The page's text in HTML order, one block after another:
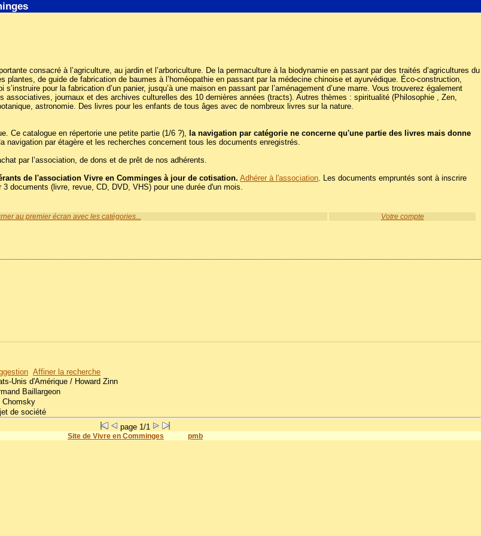
consacré à l’agriculture, au jardin et l’arboriculture. De la permaculture à la biodynamie en passant par des traités d’agricultures du
plantes, de guide de fabrication de baumes à l’homéopathie en passant par la médecine chinoise et ayurvédique. Éco-construction,
pour la fabrication d’un panier, jusqu’à une maison en passant par l’aménagement d’une marre. Vous trouverez également
journaux et des archives culturelles des 10 dernières années (tracts). Autres thèmes : spiritualité (Philosophie , Zen,
astronomie. Des livres pour les enfants de tous âges avec de nombreux livres sur la nature.
Ce catalogue en répertorie une petite partie (1/6 ?), la navigation par catégorie ne concerne qu'une partie des livres mais donne
navigation par étagère et les recherches concernent tous les documents enregistrés.
par l’association, de dons et de prêt de nos adhérents.
de l'association Vivre en Comminges à jour de cotisation. Adhérer à l'association. Les documents empruntés sont à inscrire
documents (livre, revue, CD, DVD, VHS) pour une durée d'un mois.
au premier écran avec les catégories... Votre compte
Affiner la recherche
Unis d'Amérique / Howard Zinn
Baillargeon
de société
page 1/1
Site de Vivre en Comminges pmb